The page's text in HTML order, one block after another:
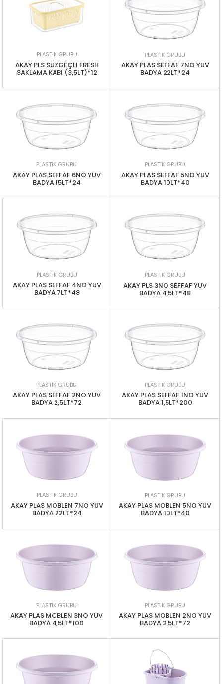
PLASTIK GRUBU
AKAY PLS SÜZGEÇLI FRESH
SAKLAMA KABI (3,5LT)*12
PLASTIK GRUBU
AKAY PLAS SEFFAF 7NO YUV
BADYA 22LT*24
PLASTIK GRUBU
AKAY PLAS SEFFAF 6NO YUV
BADYA 15LT*24
PLASTIK GRUBU
AKAY PLAS SEFFAF 5NO YUV
BADYA 10LT*40
PLASTIK GRUBU
AKAY PLAS SEFFAF 4NO YUV
BADYA 7LT*48
PLASTIK GRUBU
AKAY PLS 3NO SEFFAF YUV
BADYA 4,5LT*48
PLASTIK GRUBU
AKAY PLAS SEFFAF 2NO YUV
BADYA 2,5LT*72
PLASTIK GRUBU
AKAY PLAS SEFFAF 1NO YUV
BADYA 1,5LT*200
PLASTIK GRUBU
AKAY PLAS MOBLEN 7NO YUV
BADYA 22LT*24
PLASTIK GRUBU
AKAY PLAS MOBLEN 5NO YUV
BADYA 10LT*40
PLASTIK GRUBU
AKAY PLAS MOBLEN 3NO YUV
BADYA 4,5LT*100
PLASTIK GRUBU
AKAY PLAS MOBLEN 2NO YUV
BADYA 2,5LT*72